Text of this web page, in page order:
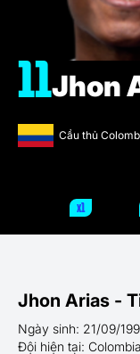
Cầu thủ
11Jhon
x1
Jhon Arias -
Ngày sinh: 21/09/
Đội hiện tại: